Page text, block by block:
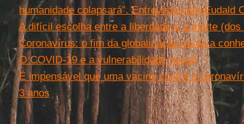
humanidade colapsará”. Entrevista com Eudald
A difícil escolha entre a liberdade e a morte
Coronavírus: o fim da globalização como a
O COVID-19 e a vulnerabilidade social
É impensável que uma vacina contra o
3 anos